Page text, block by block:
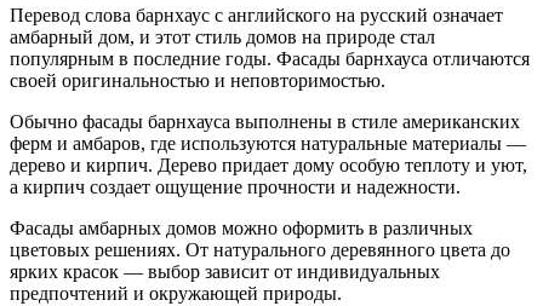
Перевод слова барнхаус с английского на русский означает
амбарный дом, и этот стиль домов на природе стал
популярным в последние годы. Фасады барнхауса отличаются
своей оригинальностью и неповторимостью.
Обычно фасады барнхауса выполнены в стиле американских
ферм и амбаров, где используются натуральные материалы —
дерево и кирпич. Дерево придает дому особую теплоту и уют,
а кирпич создает ощущение прочности и надежности.
Фасады амбарных домов можно оформить в различных
цветовых решениях. От натурального деревянного цвета до
ярких красок — выбор зависит от индивидуальных
предпочтений и окружающей природы.